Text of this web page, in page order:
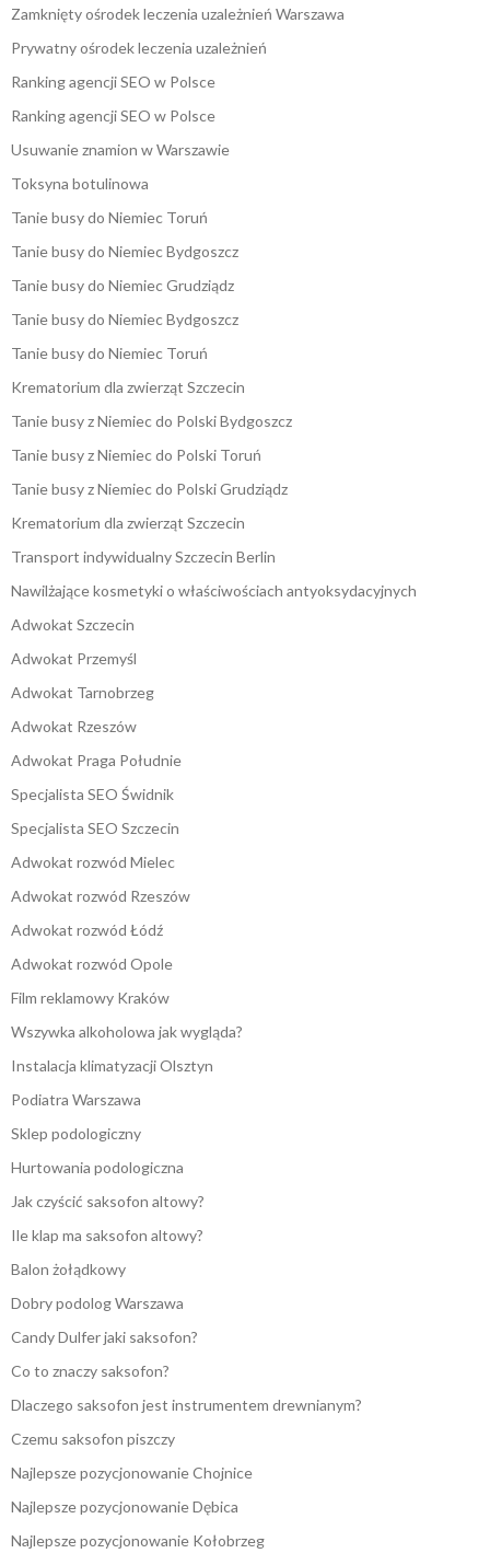
Zamknięty ośrodek leczenia uzależnień Warszawa
Prywatny ośrodek leczenia uzależnień
Ranking agencji SEO w Polsce
Ranking agencji SEO w Polsce
Usuwanie znamion w Warszawie
Toksyna botulinowa
Tanie busy do Niemiec Toruń
Tanie busy do Niemiec Bydgoszcz
Tanie busy do Niemiec Grudziądz
Tanie busy do Niemiec Bydgoszcz
Tanie busy do Niemiec Toruń
Krematorium dla zwierząt Szczecin
Tanie busy z Niemiec do Polski Bydgoszcz
Tanie busy z Niemiec do Polski Toruń
Tanie busy z Niemiec do Polski Grudziądz
Krematorium dla zwierząt Szczecin
Transport indywidualny Szczecin Berlin
Nawilżające kosmetyki o właściwościach antyoksydacyjnych
Adwokat Szczecin
Adwokat Przemyśl
Adwokat Tarnobrzeg
Adwokat Rzeszów
Adwokat Praga Południe
Specjalista SEO Świdnik
Specjalista SEO Szczecin
Adwokat rozwód Mielec
Adwokat rozwód Rzeszów
Adwokat rozwód Łódź
Adwokat rozwód Opole
Film reklamowy Kraków
Wszywka alkoholowa jak wygląda?
Instalacja klimatyzacji Olsztyn
Podiatra Warszawa
Sklep podologiczny
Hurtowania podologiczna
Jak czyścić saksofon altowy?
Ile klap ma saksofon altowy?
Balon żołądkowy
Dobry podolog Warszawa
Candy Dulfer jaki saksofon?
Co to znaczy saksofon?
Dlaczego saksofon jest instrumentem drewnianym?
Czemu saksofon piszczy
Najlepsze pozycjonowanie Chojnice
Najlepsze pozycjonowanie Dębica
Najlepsze pozycjonowanie Kołobrzeg